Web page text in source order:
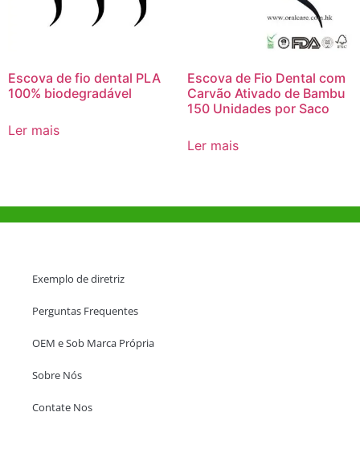
Escova de fio dental PLA
100% biodegradável
Ler mais
Escova de Fio Dental com
Carvão Ativado de Bambu
150 Unidades por Saco
Ler mais
Exemplo de diretriz
Perguntas Frequentes
OEM e Sob Marca Própria
Sobre Nós
Contate Nos